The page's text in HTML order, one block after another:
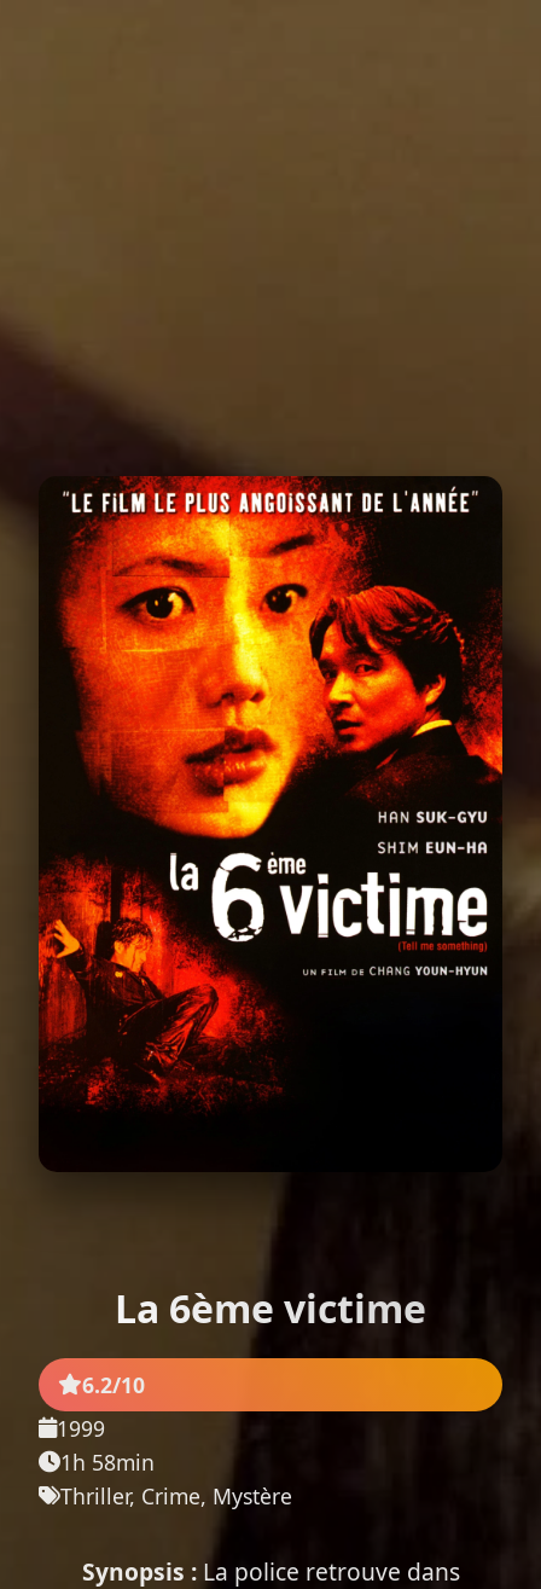
La 6ème victime
6.2/10
1999
1h 58min
Thriller, Crime, Mystère
Synopsis :La police retrouve dans